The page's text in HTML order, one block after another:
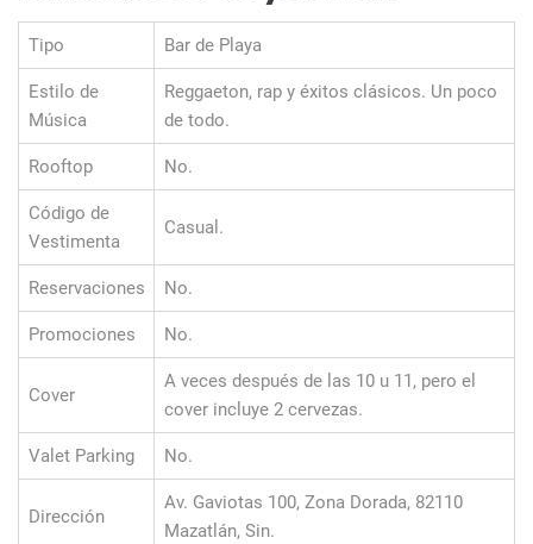
Tipo Bar de Playa
Estilo de
Música
Reggaeton, rap y éxitos clásicos. Un poco
de todo.
Rooftop No.
Código de
Vestimenta
Casual.
Reservaciones No.
Promociones No.
Cover
A veces después de las 10 u 11, pero el
cover incluye 2 cervezas.
Valet Parking No.
Dirección
Av. Gaviotas 100, Zona Dorada, 82110
Mazatlán, Sin.